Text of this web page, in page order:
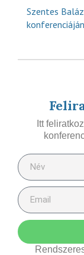
Szentes
konferenciáján
Itt